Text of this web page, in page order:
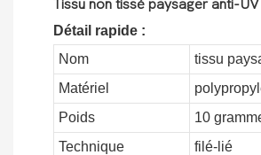
Tissu non tissé paysager anti-
Détail rapide :
Nom
tissu
Matériel
Poids
10
Technique
filé-lié